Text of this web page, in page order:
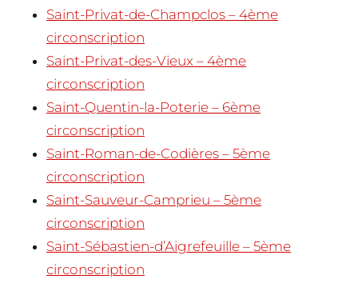
Saint-Privat-de-Champclos – 4ème
circonscription
Saint-Privat-des-Vieux – 4ème
circonscription
Saint-Quentin-la-Poterie – 6ème
circonscription
Saint-Roman-de-Codières – 5ème
circonscription
Saint-Sauveur-Camprieu – 5ème
circonscription
Saint-Sébastien-d’Aigrefeuille – 5ème
circonscription